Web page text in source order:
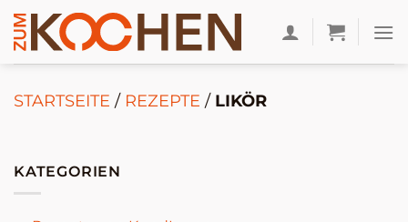
Zum
Inhalt
springen
STARTSEITE / REZEPTE / LIKÖR
KATEGORIEN